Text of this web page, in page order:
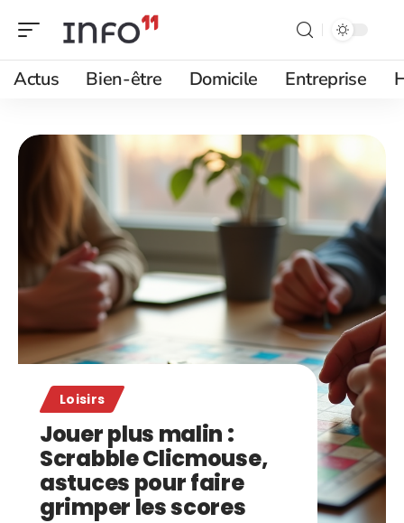
Actus Bien-être Domicile Entreprise
Loisirs
Jouer plus malin :
Scrabble Clicmouse,
astuces pour faire
grimper les scores